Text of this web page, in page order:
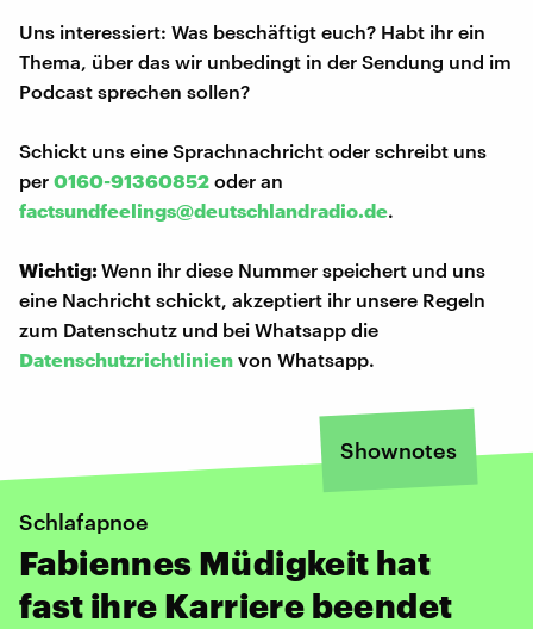
Uns interessiert: Was beschäftigt euch? Habt ihr ein
Thema, über das wir unbedingt in der Sendung und im
Podcast sprechen sollen?
Schickt uns eine Sprachnachricht oder schreibt uns
per 0160-91360852 oder an
factsundfeelings@deutschlandradio.de.
Wichtig:Wenn ihr diese Nummer speichert und uns
eine Nachricht schickt, akzeptiert ihr unsere Regeln
zum Datenschutz und bei Whatsapp die
Datenschutzrichtlinien von Whatsapp.
Shownotes
Schlafapnoe
Fabiennes Müdigkeit hat
fast ihre Karriere beendet